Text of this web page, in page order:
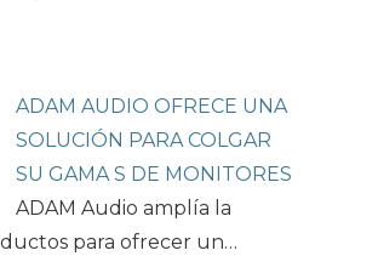
ADAM AUDIO OFRECE UNA
SOLUCIÓN PARA COLGAR
SU GAMA S DE MONITORES
ADAM Audio amplía la
para ofrecer un…